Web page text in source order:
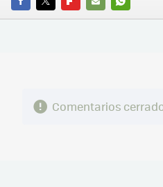
FACEBOOK
TWITTERFLIPBOARD
E-
WHATSAPP
Comentarios